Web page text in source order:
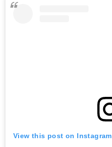
View this post on Instagram